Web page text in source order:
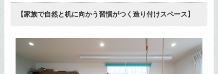
【家族で自然と机に向かう習慣がつく造り付けスペース】